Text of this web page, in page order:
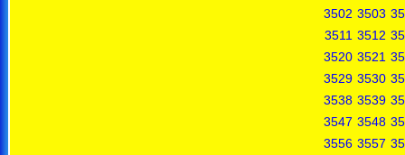
3502 3503
3511 3512
3520 3521
3529 3530
3538 3539
3547 3548
3556 3557